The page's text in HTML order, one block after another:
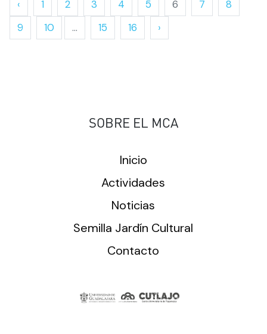
‹ 1 2 3 4 5 6 7
8
9
10 ... 15 16 ›
SOBRE EL MCA
Inicio
Actividades
Noticias
Semilla Jardín Cultural
Contacto